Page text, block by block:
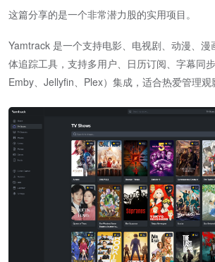
这篇分享的是一个非常潜力股的实用项目。
Yamtrack 是一个支持电影、电视剧、动漫、
体追踪工具，支持多用户、日历订阅、字幕同
Emby、Jellyfin、Plex）集成，适合热爱管理观